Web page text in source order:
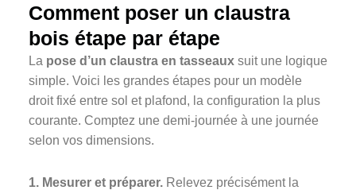
Comment poser un claustra
bois étape par étape
La pose d’un claustra en tasseaux suit une logique
simple. Voici les grandes étapes pour un modèle
droit fixé entre sol et plafond, la configuration la plus
courante. Comptez une demi-journée à une journée
selon vos dimensions.
1. Mesurer et préparer. Relevez précisément la